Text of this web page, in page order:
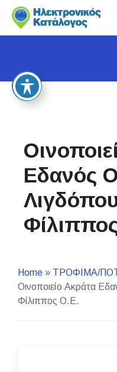
i
Εδανός
Home » ΤΡΟΦΙΜΑ/
Οινοποιείο Ακράτα
Φίλιππος Ο.Ε.